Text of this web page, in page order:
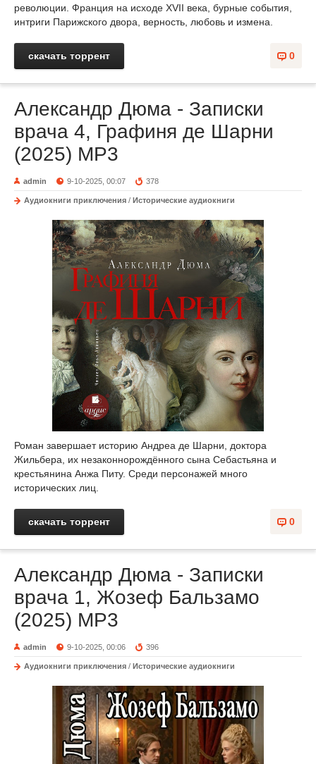
революции. Франция на исходе XVII века, бурные события,
интриги Парижского двора, верность, любовь и измена.
0
скачать торрент
Александр Дюма - Записки
врача 4, Графиня де Шарни
(2025) МР3
admin 9-10-2025, 00:07 378
Аудиокниги приключения / Исторические аудиокниги
Роман завершает историю Андреа де Шарни, доктора
Жильбера, их незаконнорождённого сына Себастьяна и
крестьянина Анжа Питу. Среди персонажей много
исторических лиц.
0
скачать торрент
Александр Дюма - Записки
врача 1, Жозеф Бальзамо
(2025) МР3
admin 9-10-2025, 00:06 396
Аудиокниги приключения / Исторические аудиокниги